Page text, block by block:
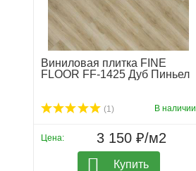
Виниловая плитка FINE
FLOOR FF-1425 Дуб Пиньел
(1) В наличии
Цена: 3 150 ₽/м2
Купить